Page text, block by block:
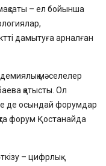
– ел бойынша
дамытуға арналған
мәселелер
қатысты. Ол
де осындай форумдар
форум Қостанайда
– цифрлық